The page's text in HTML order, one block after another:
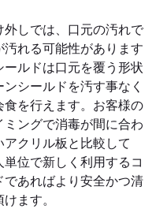
外しでは、口元の汚れで
汚れる可能性があります
ールドは口元を覆う形状
シールドを汚す事なく
食を行えます。お客様の
ミングで消毒が間に合わ
アクリル板と比較して
単位で新しく利用するコ
であればより安全かつ清
ます。